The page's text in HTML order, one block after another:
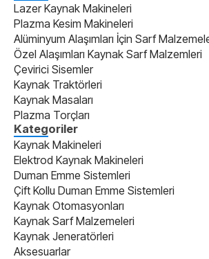
Lazer Kaynak Makineleri
Plazma Kesim Makineleri
Alüminyum Alaşımları İçin Sarf
Özel Alaşımları Kaynak Sarf Malzemleri
Çevirici Sisemler
Kaynak Traktörleri
Kaynak Masaları
Plazma Torçları
Kategoriler
Kaynak Makineleri
Elektrod Kaynak Makineleri
Duman Emme Sistemleri
Çift Kollu Duman Emme Sistemleri
Kaynak Otomasyonları
Kaynak Sarf Malzemeleri
Kaynak Jeneratörleri
Aksesuarlar